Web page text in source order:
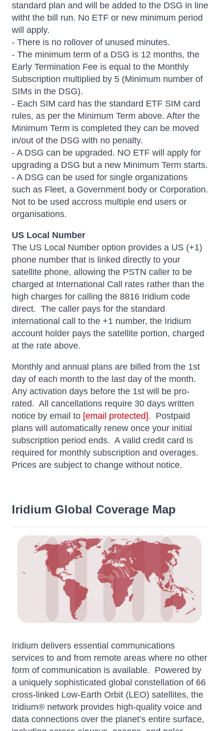
standard plan and will be added to the DSG in line
witht the bill run. No ETF or new minimum period
will apply.
- There is no rollover of unused minutes.
- The minimum term of a DSG is 12 months, the
Early Termination Fee is equal to the Monthly
Subscription multiplied by 5 (Minimum number of
SIMs in the DSG).
- Each SIM card has the standard ETF SIM card
rules, as per the Minimum Term above. After the
Minimum Term is completed they can be moved
in/out of the DSG with no penalty.
- A DSG can be upgraded. NO ETF will apply for
upgrading a DSG but a new Minimum Term starts.
- A DSG can be used for single organizations
such as Fleet, a Government body or Corporation.
Not to be used accross multiple end users or
organisations.
US Local Number
The US Local Number option provides a US (+1)
phone number that is linked directly to your
satellite phone, allowing the PSTN caller to be
charged at International Call rates rather than the
high charges for calling the 8816 Iridium code
direct. The caller pays for the standard
international call to the +1 number, the Iridium
account holder pays the satellite portion, charged
at the rate above.
Monthly and annual plans are billed from the 1st
day of each month to the last day of the month.
Any activation days before the 1st will be pro-
rated. All cancellations require 30 days written
notice by email to [email protected]. Postpaid
plans will automatically renew once your initial
subscription period ends. A valid credit card is
required for monthly subscription and overages.
Prices are subject to change without notice.
Iridium Global Coverage Map
Iridium delivers essential communications
services to and from remote areas where no other
form of communication is available. Powered by
a uniquely sophisticated global constellation of 66
cross-linked Low-Earth Orbit (LEO) satellites, the
Iridium® network provides high-quality voice and
data connections over the planet’s entire surface,